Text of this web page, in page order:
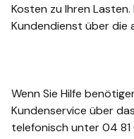
Kosten zu Ihren
Kundendienst über die
Wenn Sie Hilfe
Kundenservice über
telefonisch unter 04